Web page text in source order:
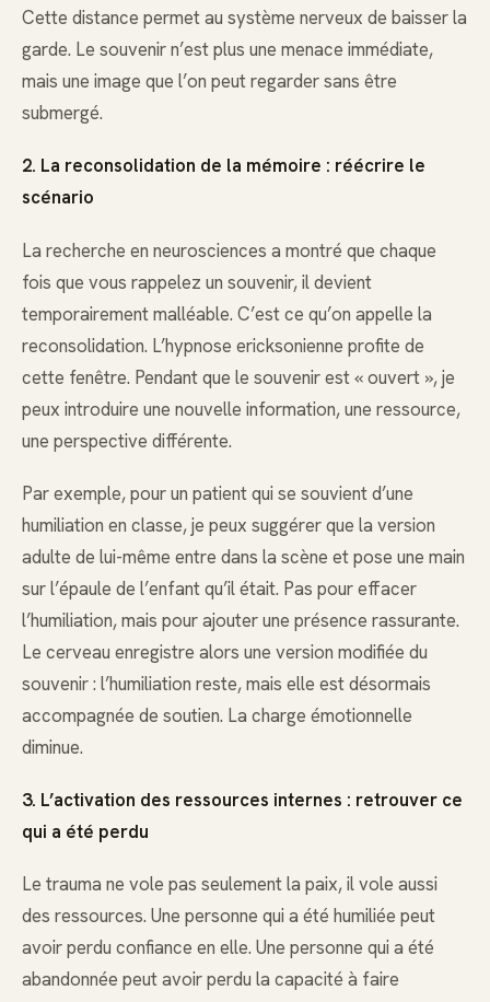
Cette distance permet au système nerveux de baisser la
garde. Le souvenir n’est plus une menace immédiate,
mais une image que l’on peut regarder sans être
submergé.
2. La reconsolidation de la mémoire : réécrire le
scénario
La recherche en neurosciences a montré que chaque
fois que vous rappelez un souvenir, il devient
temporairement malléable. C’est ce qu’on appelle la
reconsolidation. L’hypnose ericksonienne profite de
cette fenêtre. Pendant que le souvenir est « ouvert », je
peux introduire une nouvelle information, une ressource,
une perspective différente.
Par exemple, pour un patient qui se souvient d’une
humiliation en classe, je peux suggérer que la version
adulte de lui-même entre dans la scène et pose une main
sur l’épaule de l’enfant qu’il était. Pas pour effacer
l’humiliation, mais pour ajouter une présence rassurante.
Le cerveau enregistre alors une version modifiée du
souvenir : l’humiliation reste, mais elle est désormais
accompagnée de soutien. La charge émotionnelle
diminue.
3. L’activation des ressources internes : retrouver ce
qui a été perdu
Le trauma ne vole pas seulement la paix, il vole aussi
des ressources. Une personne qui a été humiliée peut
avoir perdu confiance en elle. Une personne qui a été
abandonnée peut avoir perdu la capacité à faire